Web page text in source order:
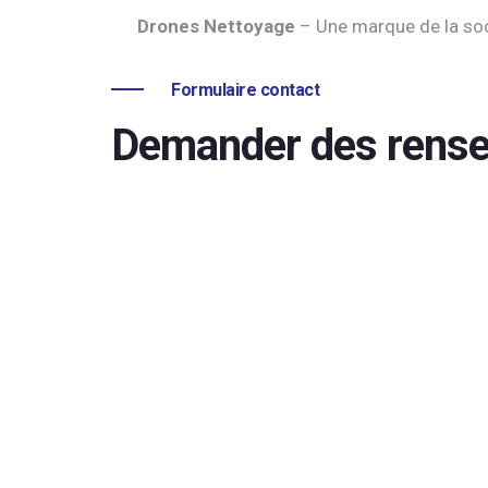
Drones Nettoyage – Une marque de la
Formulaire contact
Demander des